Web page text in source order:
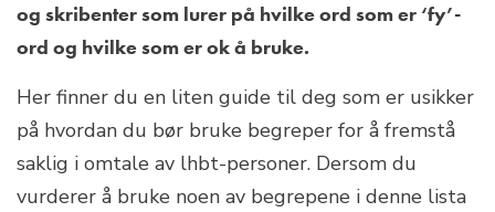
og skribenter som lurer på hvilke ord som er ‘fy’-
ord og hvilke som er ok å bruke.
Her finner du en liten guide til deg som er usikker
på hvordan du bør bruke begreper for å fremstå
saklig i omtale av lhbt-personer. Dersom du
vurderer å bruke noen av begrepene i denne lista